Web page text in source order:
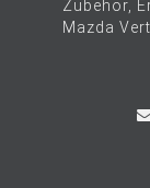
Zubehör,
Mazda